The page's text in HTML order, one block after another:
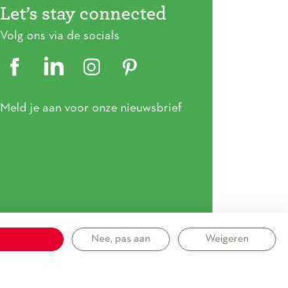
Let’s stay connected
Volg ons via de socials
Meld je aan voor onze nieuwsbrief
Nee, pas aan Weigeren